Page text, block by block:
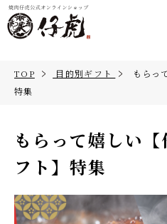
TOP
商品一覧
TOP 目的別ギフト
もらっ
特集
もらって嬉しい
フト】特集